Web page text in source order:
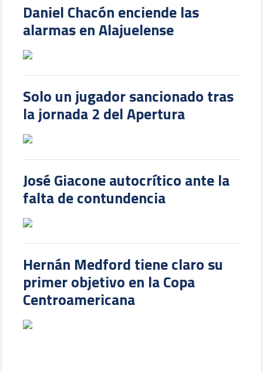
Daniel Chacón enciende las
alarmas en Alajuelense
Solo un jugador sancionado tras
la jornada 2 del Apertura
José Giacone autocrítico ante la
falta de contundencia
Hernán Medford tiene claro su
primer objetivo en la Copa
Centroamericana